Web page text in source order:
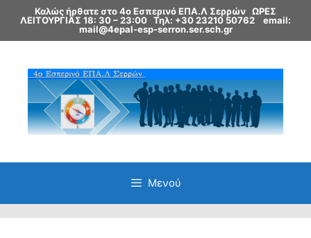
ΜετάβασηΚαλώς ήρθατε στο 4ο Εσπερινό ΕΠΑ.Λ Σερρών ΩΡΕΣ
ΛΕΙΤΟΥΡΓΙΑΣ 18: 30 – 23:00 Τηλ: +30 23210 50762
email:
mail@4epal-esp-serron.ser.sch.gr
Μενού